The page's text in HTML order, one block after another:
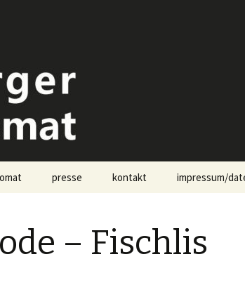
Landsberg
presse kontakt impressum/
– Fischlis